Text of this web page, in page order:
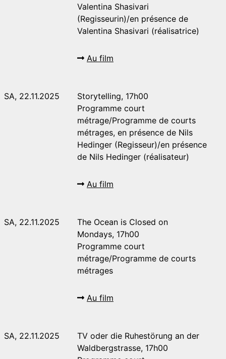
Valentina Shasivari
(Regisseurin)/en présence de
Valentina Shasivari (réalisatrice)
Au film
SA, 22.11.2025
Storytelling, 17h00
Programme court
métrage/Programme de courts
métrages, en présence de Nils
Hedinger (Regisseur)/en présence
de Nils Hedinger (réalisateur)
Au film
SA, 22.11.2025
The Ocean is Closed on
Mondays, 17h00
Programme court
métrage/Programme de courts
métrages
Au film
SA, 22.11.2025
TV oder die Ruhestörung an der
Waldbergstrasse, 17h00